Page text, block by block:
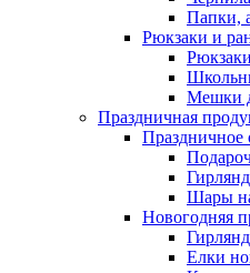
Папки,
Рюкзаки и
Мешки
Праздничная
Праздничное
Шары
Новогодняя
Елки